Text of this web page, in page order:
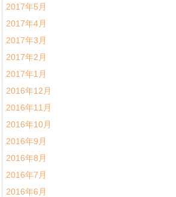
2017年5月
2017年4月
2017年3月
2017年2月
2017年1月
2016年12月
2016年11月
2016年10月
2016年9月
2016年8月
2016年7月
2016年6月